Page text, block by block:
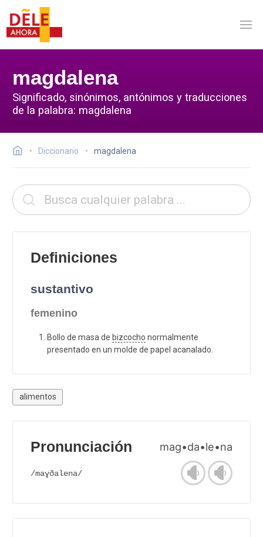
magdalena
Significado, sinónimos, antónimos y traducciones
de la palabra: magdalena
Diccionario magdalena
Definiciones
sustantivo
femenino
Bollo de masa de bizcocho normalmente
presentado en un molde de papel acanalado.
alimentos
Pronunciación mag•da•le•na
/maɣðalena/